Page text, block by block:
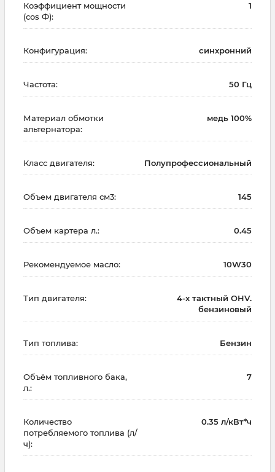
Коэффициент мощности
(cos Ф):
1
Конфигурация: синхронний
Частота: 50 Гц
Материал обмотки
альтернатора:
медь 100%
Класс двигателя: Полупрофессиональный
Объем двигателя см3: 145
Объем картера л.: 0.45
Рекомендуемое масло: 10W30
Тип двигателя:
4-х тактный OHV.
бензиновый
Тип топлива: Бензин
Объём топливного бака,
л.:
7
Количество
потребляемого топлива (л/
ч):
0.35 л/кВт*ч